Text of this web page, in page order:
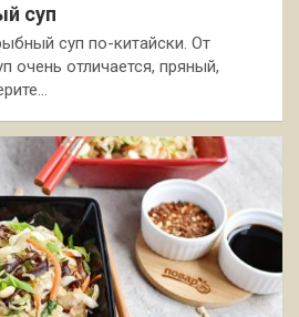
суп
суп по-китайски. От
очень отличается, пряный,